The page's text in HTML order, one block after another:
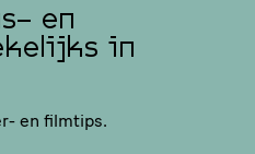
en
in
en filmtips.